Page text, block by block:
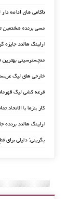
ناکامی های ادامه
مسی برنده هشتمین
ارلینگ هالند جایزه
منچسترسیتی بهترین
خارجی های لیگ
قرعه کشی لیگ قهرمانان اروپا
کار بنزما با الاتحاد
ارلینگ هالند برنده
پگرینی: دلیلی برای